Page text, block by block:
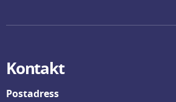
Kontakt
Postadress